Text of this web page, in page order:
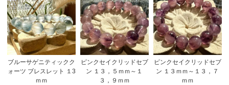
ブルーサゲニティックク
ォーツ ブレスレット １3
ｍｍ
ピンクセイクリッドセブ
ン １３，５ｍｍ～１
３，９ｍｍ
ピンクセイクリッドセブ
ン １３ｍｍ～１３，７
ｍｍ